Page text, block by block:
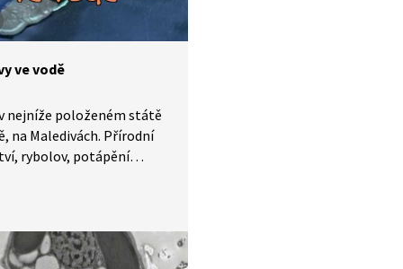
změnou.
ve vodě
nejníže položeném státě
na Maledivách. Přírodní
rybolov, potápění
se stále se zvyšující
moře v důsledku
oteplování. Jak